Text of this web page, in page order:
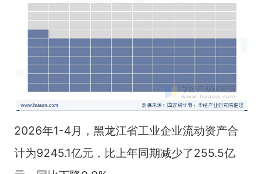
2026年1-4月，黑龙江省工业企业流动资产合
计为9245.1亿元，比上年同期减少了255.5亿